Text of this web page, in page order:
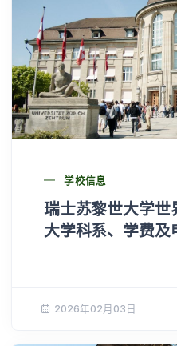
学校信息
瑞士苏黎世大学世
大学科系、学费及
2026年02月03日